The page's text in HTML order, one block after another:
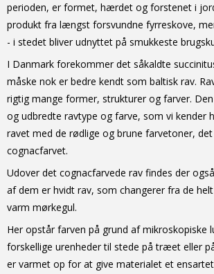
perioden, er formet, hærdet og forstenet i
produkt fra længst forsvundne fyrreskove,
- i stedet bliver udnyttet på smukkeste
I Danmark forekommer det såkaldte
måske nok er bedre kendt som baltisk rav.
rigtig mange former, strukturer og farver.
og udbredte ravtype og farve, som vi kender
ravet med de rødlige og brune farvetoner,
cognacfarvet.
Udover det cognacfarvede rav findes der
af dem er hvidt rav, som changerer fra de
varm mørkegul.
Her opstår farven på grund af
forskellige urenheder til stede på træet eller
er varmet op for at give materialet et